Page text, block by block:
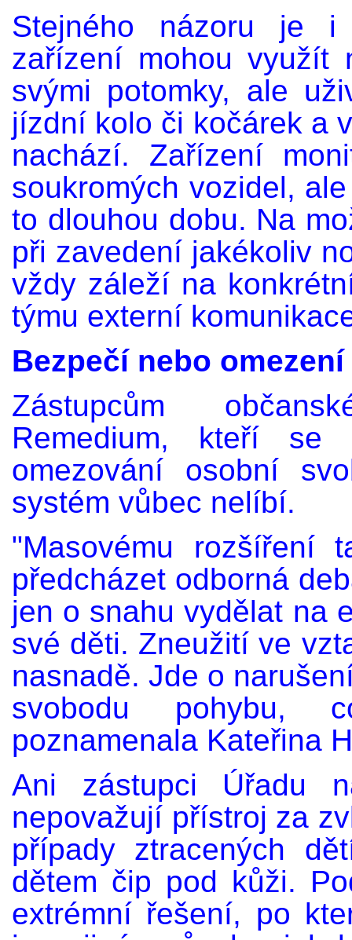
Stejného názoru je i
zařízení mohou využít
svými potomky, ale
jízdní kolo či kočárek a
nachází. Zařízení
soukromých vozidel,
to dlouhou dobu. Na
při zavedení jakékoliv
vždy záleží na
týmu externí
Bezpečí nebo
Zástupcům
Remedium, kteří se
omezování osobní
systém vůbec nelíbí.
"Masovému rozšíření
předcházet odborná
jen o snahu vydělat na
své děti. Zneužití ve
nasnadě. Jde o
svobodu pohybu,
poznamenala Kateřina
Ani zástupci Úřadu
nepovažují přístroj za
případy ztracených
dětem čip pod kůži.
extrémní řešení, po